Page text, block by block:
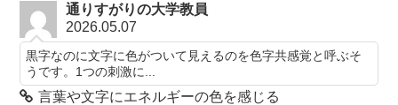
通りすがりの大学教員
2026.05.07
黒字なのに文字に色がついて見えるのを色字共感覚と呼ぶそ
うです。1つの刺激に...
言葉や文字にエネルギーの色を感じる